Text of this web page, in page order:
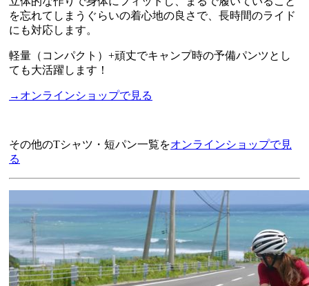
を忘れてしまうぐらいの着心地の良さで、長時間のライド
にも対応します。
軽量（コンパクト）+頑丈でキャンプ時の予備パンツとし
ても大活躍します！
→オンラインショップで見る
その他のTシャツ・短パン一覧をオンラインショップで見
る